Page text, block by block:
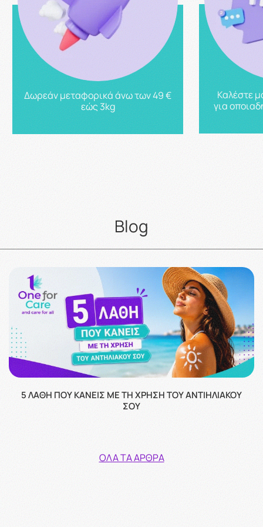
Δωρεάν μεταφορικά άνω των 49 €
εώς 3kg
Καλέστε
για
Blog
5 ΛΆΘΗ ΠΟΥ ΚΆΝΕΙΣ ΜΕ ΤΗ ΧΡΉΣΗ ΤΟΥ ΑΝΤΙΗΛΙΑΚΟΎ
ΣΟΥ
ΌΛΑ ΤΑ ΆΡΘΡΑ